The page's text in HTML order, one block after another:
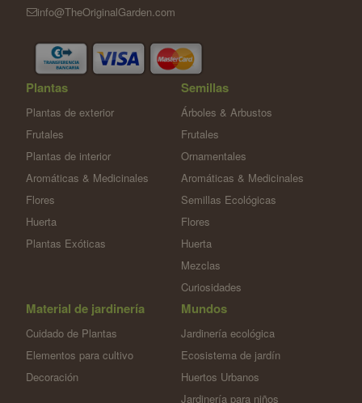
info@TheOriginalGarden.com
Plantas
Plantas de exterior
Frutales
Plantas de interior
Aromáticas & Medicinales
Flores
Huerta
Plantas Exóticas
Semillas
Árboles & Arbustos
Frutales
Ornamentales
Aromáticas & Medicinales
Semillas Ecológicas
Flores
Huerta
Mezclas
Curiosidades
Material de jardinería
Cuidado de Plantas
Elementos para cultivo
Decoración
Mundos
Jardinería ecológica
Ecosistema de jardín
Huertos Urbanos
Jardinería para niños